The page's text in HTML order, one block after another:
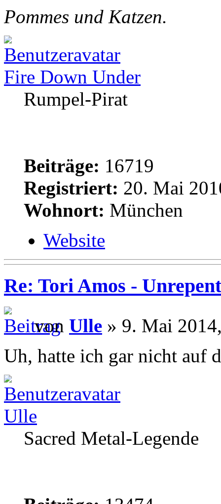
Pommes und Katzen.
Fire Down Under
Rumpel-Pirat
Beiträge: 16719
Registriert: 20. Mai
Wohnort: München
Website
Re: Tori Amos -
von Ulle » 9. Mai
Uh, hatte ich gar nicht auf
Ulle
Sacred Metal-Legende